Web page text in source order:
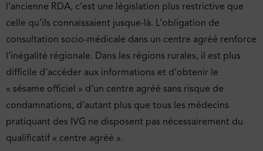
l’ancienne RDA, c’est une législation plus restrictive que
celle qu’ils connaissaient jusque-là. L’obligation de
consultation socio-médicale dans un centre agréé renforce
l’inégalité régionale. Dans les régions rurales, il est plus
difficile d’accéder aux informations et d’obtenir le
« sésame officiel » d’un centre agréé sans risque de
condamnations, d’autant plus que tous les médecins
pratiquant des IVG ne disposent pas nécessairement du
qualificatif « centre agréé ».